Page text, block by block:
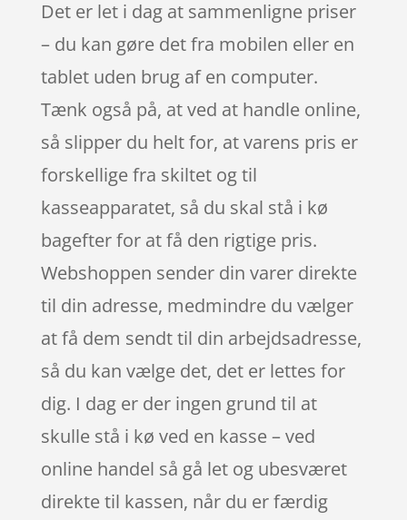
Det er let i dag at sammenligne priser
– du kan gøre det fra mobilen eller en
tablet uden brug af en computer.
Tænk også på, at ved at handle online,
så slipper du helt for, at varens pris er
forskellige fra skiltet og til
kasseapparatet, så du skal stå i kø
bagefter for at få den rigtige pris.
Webshoppen sender din varer direkte
til din adresse, medmindre du vælger
at få dem sendt til din arbejdsadresse,
så du kan vælge det, det er lettes for
dig. I dag er der ingen grund til at
skulle stå i kø ved en kasse – ved
online handel så gå let og ubesværet
direkte til kassen, når du er færdig